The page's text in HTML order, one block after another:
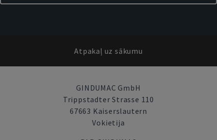
Atpakaļ uz sākumu
GINDUMAC GmbH
Trippstadter Strasse 110
67663 Kaiserslautern
Vokietija